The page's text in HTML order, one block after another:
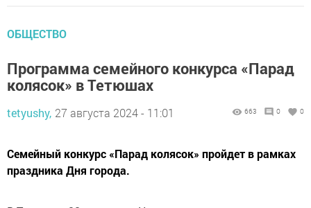
ОБЩЕСТВО
Программа семейного конкурса «Парад
колясок» в Тетюшах
tetyushy, 27 августа 2024 - 11:01 663 0 0
Семейный конкурс «Парад колясок» пройдет в рамках
праздника Дня города.